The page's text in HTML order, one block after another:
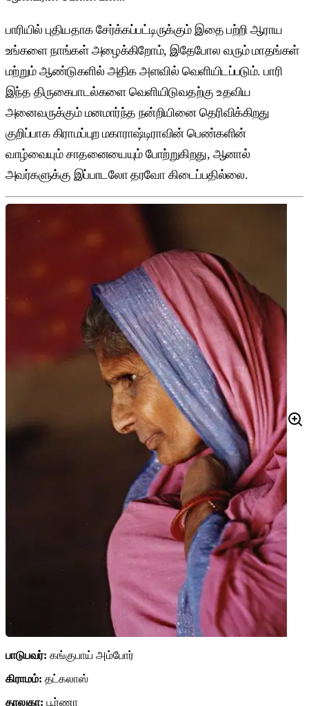
பாரியில் புதியதாக சேர்க்கப்பட்டிருக்கும் இதை பற்றி ஆராய
உங்களை நாங்கள் அழைக்கிறோம், இதேபோல வரும் மாதங்கள்
மற்றும் ஆண்டுகளில் அதிக அளவில் வெளியிடப்படும். பாரி
இந்த திருகைபாடல்களை வெளியிடுவதற்கு உதவிய
அனைவருக்கும் மனமார்ந்த நன்றியினை தெரிவிக்கிறது
குறிப்பாக கிராமப்புற மகாராஷ்டிராவின் பெண்களின்
வாழ்வையும் சாதனையையும் போற்றுகிறது, ஆனால்
அவர்களுக்கு இப்பாடலோ தரவோ கிடைப்பதில்லை.
பாடுபவர்: கங்குபாய் அம்போர்
கிராமம்: தட்கலாஸ்
தாலுகா: பூர்ணா